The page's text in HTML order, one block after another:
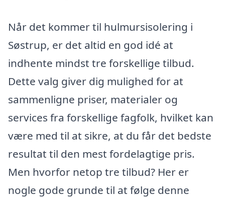
Når det kommer til hulmursisolering i
Søstrup, er det altid en god idé at
indhente mindst tre forskellige tilbud.
Dette valg giver dig mulighed for at
sammenligne priser, materialer og
services fra forskellige fagfolk, hvilket kan
være med til at sikre, at du får det bedste
resultat til den mest fordelagtige pris.
Men hvorfor netop tre tilbud? Her er
nogle gode grunde til at følge denne